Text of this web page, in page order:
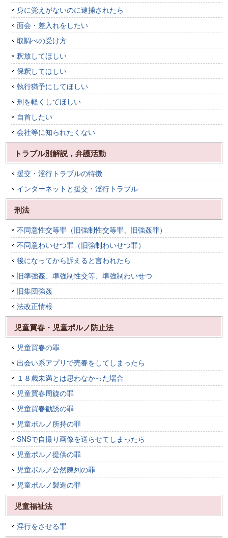
身に覚えがないのに逮捕されたら
面会・差入れをしたい
取調べの受け方
釈放してほしい
保釈してほしい
執行猶予にしてほしい
刑を軽くしてほしい
自首したい
会社等に知られたくない
トラブル別解説，弁護活動
援交・淫行トラブルの特徴
インターネットと援交・淫行トラブル
刑法
不同意性交等罪（旧強制性交等罪、旧強姦罪）
不同意わいせつ罪（旧強制わいせつ罪）
後になってから訴えると言われたら
旧準強姦、準強制性交等、準強制わいせつ
旧集団強姦
法改正情報
児童買春・児童ポルノ防止法
児童買春の罪
出会い系アプリで売春をしてしまったら
１８歳未満とは思わなかった場合
児童買春周旋の罪
児童買春勧誘の罪
児童ポルノ所持の罪
SNSで自撮り画像を送らせてしまったら
児童ポルノ提供の罪
児童ポルノ公然陳列の罪
児童ポルノ製造の罪
児童福祉法
淫行をさせる罪